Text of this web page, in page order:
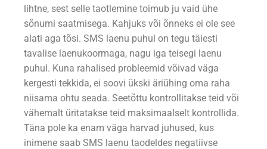
lihtne, sest selle taotlemine toimub ju vaid ühe
sõnumi saatmisega. Kahjuks või õnneks ei ole see
alati aga tõsi. SMS laenu puhul on tegu täiesti
tavalise laenukoormaga, nagu iga teisegi laenu
puhul. Kuna rahalised probleemid võivad väga
kergesti tekkida, ei soovi ükski äriühing oma raha
niisama ohtu seada. Seetõttu kontrollitakse teid või
vähemalt üritatakse teid maksimaalselt kontrollida.
Täna pole ka enam väga harvad juhused, kus
inimene saab SMS laenu taodeldes negatiivse